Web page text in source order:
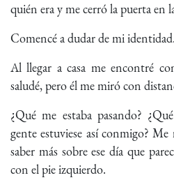
quién era y me cerró la puerta en
Comencé a dudar de mi identidad.
Al llegar a casa me encontré
saludé, pero él me miró con
¿Qué me estaba pasando?
gente estuviese así conmigo?
saber más sobre ese día que
con el pie izquierdo.